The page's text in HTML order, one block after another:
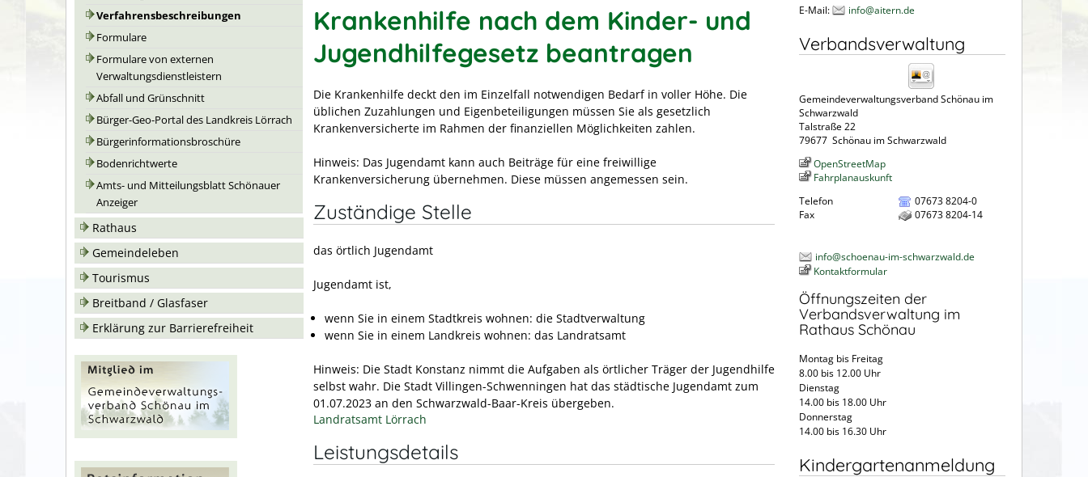
Verfahrensbeschreibungen
Formulare
Formulare von externen
Verwaltungsdienstleistern
Abfall und Grünschnitt
Bürger-Geo-Portal des Landkreis Lörrach
Bürgerinformationsbroschüre
Bodenrichtwerte
Amts- und Mitteilungsblatt Schönauer
Anzeiger
Rathaus
Gemeindeleben
Tourismus
Breitband / Glasfaser
Erklärung zur Barrierefreiheit
Krankenhilfe nach dem Kinder- und
Jugendhilfegesetz beantragen
Die Krankenhilfe deckt den im Einzelfall notwendigen Bedarf in voller Höhe. Die
üblichen Zuzahlungen und Eigenbeteiligungen müssen Sie als gesetzlich
Krankenversicherte im Rahmen der finanziellen Möglichkeiten zahlen.
Hinweis: Das Jugendamt kann auch Beiträge für eine freiwillige
Krankenversicherung übernehmen. Diese müssen angemessen sein.
Zuständige Stelle
das örtlich Jugendamt
Jugendamt ist,
wenn Sie in einem Stadtkreis wohnen: die Stadtverwaltung
wenn Sie in einem Landkreis wohnen: das Landratsamt
Hinweis: Die Stadt Konstanz nimmt die Aufgaben als örtlicher Träger der Jugendhilfe
selbst wahr. Die Stadt Villingen-Schwenningen hat das städtische Jugendamt zum
01.07.2023 an den Schwarzwald-Baar-Kreis übergeben.
Landratsamt Lörrach
Leistungsdetails
E-Mail:
info@aitern.de
Verbandsverwaltung
Gemeindeverwaltungsverband Schönau im
Schwarzwald
Talstraße 22
79677 Schönau im Schwarzwald
OpenStreetMap
Fahrplanauskunft
Telefon
07673 8204-0
Fax
07673 8204-14
info@schoenau-im-schwarzwald.de
Kontaktformular
Öffnungszeiten der
Verbandsverwaltung im
Rathaus Schönau
Montag bis Freitag
8.00 bis 12.00 Uhr
Dienstag
14.00 bis 18.00 Uhr
Donnerstag
14.00 bis 16.30 Uhr
Kindergartenanmeldung